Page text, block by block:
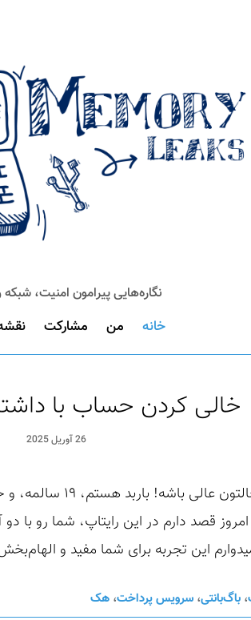
نگاره‌هایی پیرامون امنیت، شبکه
خانه من مشارکت
خالی کردن حساب با
26 آوریل 2025
قصد دارم در این رایتاپ، شما رو با
این تجربه برای شما مفید و
، باگ‌بانتی، سرویس پرداخت، هک